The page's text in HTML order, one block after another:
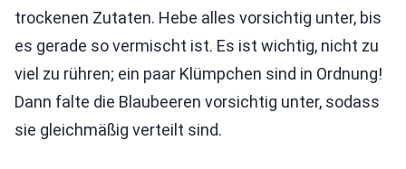
trockenen Zutaten. Hebe alles vorsichtig unter, bis
es gerade so vermischt ist. Es ist wichtig, nicht zu
viel zu rühren; ein paar Klümpchen sind in Ordnung!
Dann falte die Blaubeeren vorsichtig unter, sodass
sie gleichmäßig verteilt sind.